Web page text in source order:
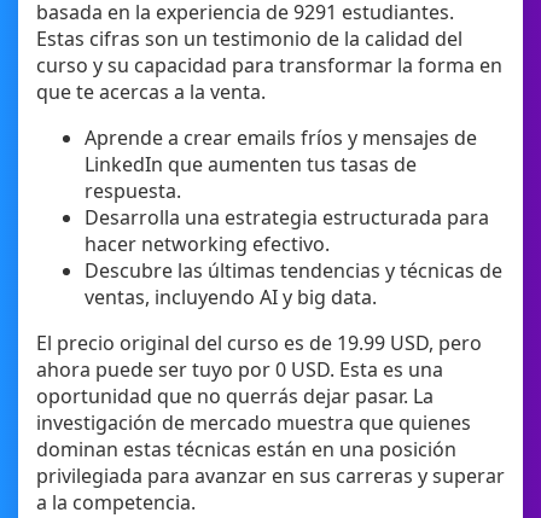
basada en la experiencia de 9291 estudiantes.
Estas cifras son un testimonio de la calidad del
curso y su capacidad para transformar la forma en
que te acercas a la venta.
Aprende a crear emails fríos y mensajes de
LinkedIn que aumenten tus tasas de
respuesta.
Desarrolla una estrategia estructurada para
hacer networking efectivo.
Descubre las últimas tendencias y técnicas de
ventas, incluyendo AI y big data.
El precio original del curso es de 19.99 USD, pero
ahora puede ser tuyo por 0 USD. Esta es una
oportunidad que no querrás dejar pasar. La
investigación de mercado muestra que quienes
dominan estas técnicas están en una posición
privilegiada para avanzar en sus carreras y superar
a la competencia.